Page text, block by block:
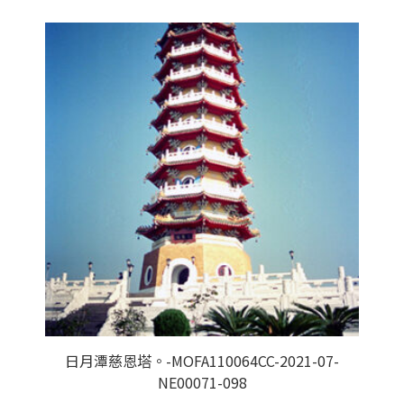
日月潭慈恩塔。-MOFA110064CC-2021-07-
NE00071-098